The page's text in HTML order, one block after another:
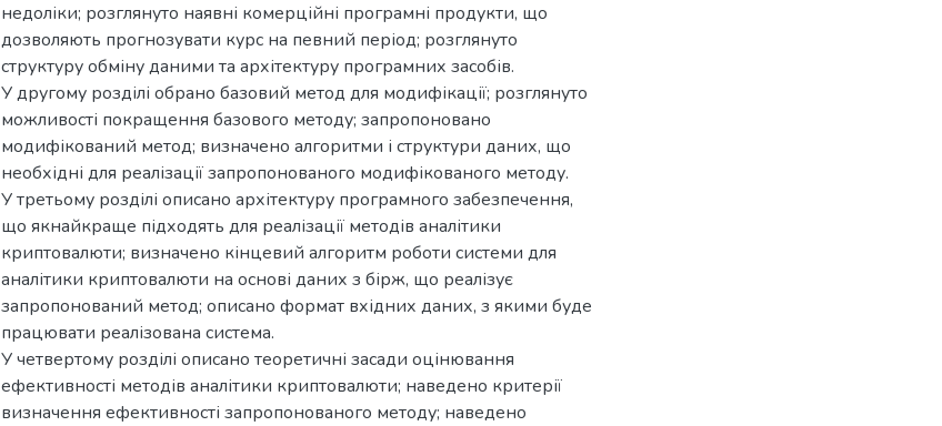
недоліки; розглянуто наявні комерційні програмні продукти, що
дозволяють прогнозувати курс на певний період; розглянуто
структуру обміну даними та архітектуру програмних засобів.
У другому розділі обрано базовий метод для модифікації; розглянуто
можливості покращення базового методу; запропоновано
модифікований метод; визначено алгоритми і структури даних, що
необхідні для реалізації запропонованого модифікованого методу.
У третьому розділі описано архітектуру програмного забезпечення,
що якнайкраще підходять для реалізації методів аналітики
криптовалюти; визначено кінцевий алгоритм роботи системи для
аналітики криптовалюти на основі даних з бірж, що реалізує
запропонований метод; описано формат вхідних даних, з якими буде
працювати реалізована система.
У четвертому розділі описано теоретичні засади оцінювання
ефективності методів аналітики криптовалюти; наведено критерії
визначення ефективності запропонованого методу; наведено